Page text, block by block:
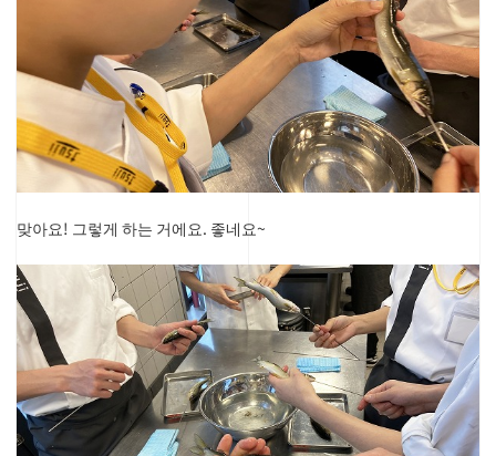
맞아요! 그렇게 하는 거에요. 좋네요~